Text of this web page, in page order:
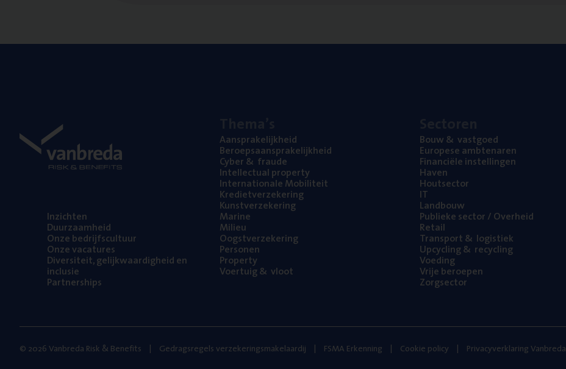
Inzich­ten
Duur­zaam­heid
Onze bedrijfs­cul­tuur
Onze vaca­tu­res
Diver­si­teit, gelijk­waar­dig­heid en
inclusie
Part­ner­ships
Aan­spra­ke­lijk­heid
Beroeps­aan­spra­ke­lijk­heid
Cyber& fraude
Intel­lec­tu­al property
Inter­na­ti­o­na­le Mobiliteit
Kre­diet­ver­ze­ke­ring
Kunst­ver­ze­ke­ring
Mari­ne
Mili­eu
Oogst­ver­ze­ke­ring
Per­so­nen
Pro­per­ty
Voer­tuig& vloot
Bouw& vastgoed
Euro­pe­se ambtenaren
Finan­ci­ë­le instellingen
Haven
Hout­sec­tor
IT
Land­bouw
Publie­ke sec­tor / Overheid
Retail
Trans­port& logistiek
Upcy­cling& recycling
Voe­ding
Vrije beroe­pen
Zorg­sec­tor
© 2026 Vanbreda Risk & Benefits Gedragsregels verzekeringsmakelaardij FSMA Erkenning Cookie policy Privacyverklaring Vanbreda